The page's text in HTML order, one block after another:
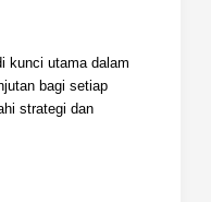
kunci utama dalam
bagi setiap
strategi dan